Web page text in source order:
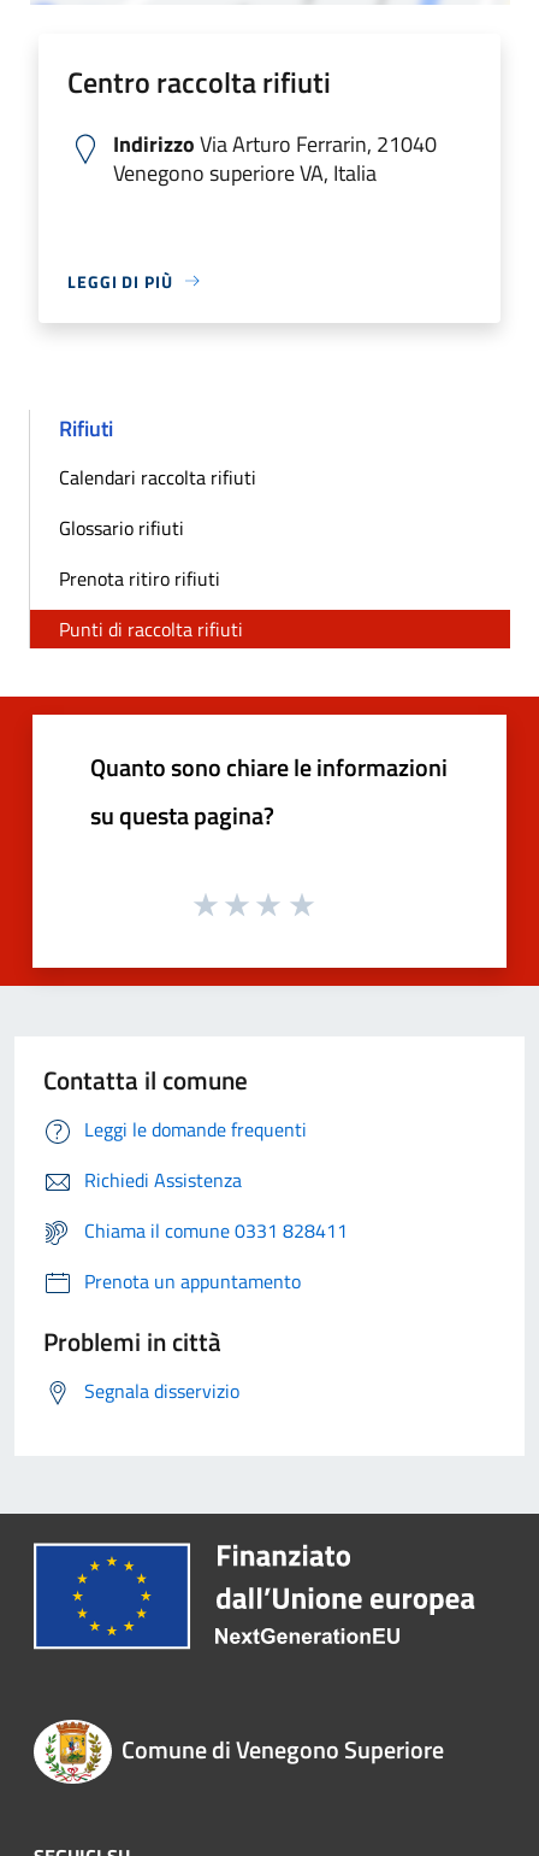
Centro raccolta rifiuti
IndirizzoVia Arturo Ferrarin, 21040
Venegono superiore VA, Italia
LEGGI DI PIÙ
Rifiuti
Calendari raccolta rifiuti
Glossario rifiuti
Prenota ritiro rifiuti
Punti di raccolta rifiuti
Quanto sono chiare le informazioni
su questa pagina?
Contatta il comune
Leggi le domande frequenti
Richiedi Assistenza
Chiama il comune 0331 828411
Prenota un appuntamento
Problemi in città
Segnala disservizio
Comune di Venegono Superiore